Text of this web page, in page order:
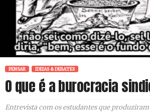
PENSAR IDEIAS & DEBATES
O que é a burocracia
Entrevista com os estudantes que